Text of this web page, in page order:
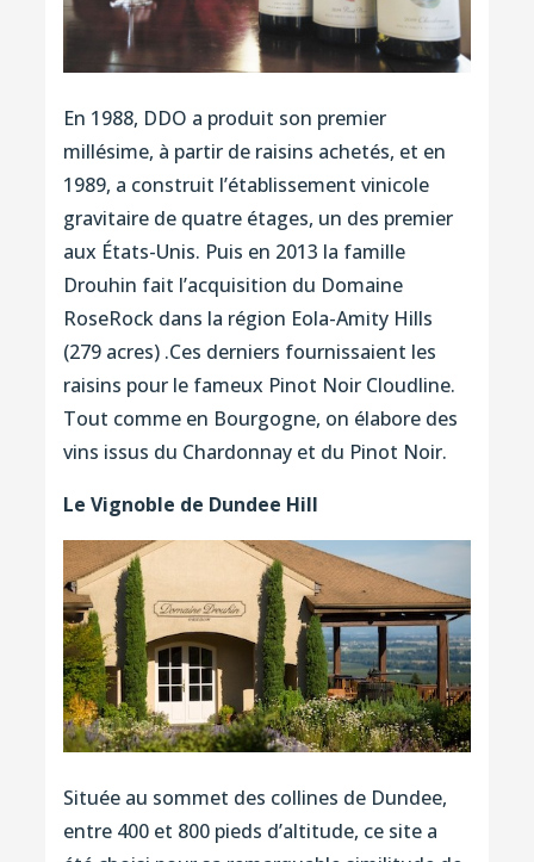
En 1988, DDO a produit son premier
millésime, à partir de raisins achetés, et en
1989, a construit l’établissement vinicole
gravitaire de quatre étages, un des premier
aux États-Unis. Puis en 2013 la famille
Drouhin fait l’acquisition du Domaine
RoseRock dans la région Eola-Amity Hills
(279 acres) .Ces derniers fournissaient les
raisins pour le fameux Pinot Noir Cloudline.
Tout comme en Bourgogne, on élabore des
vins issus du Chardonnay et du Pinot Noir.
Le Vignoble de Dundee Hill
Située au sommet des collines de Dundee,
entre 400 et 800 pieds d’altitude, ce site a